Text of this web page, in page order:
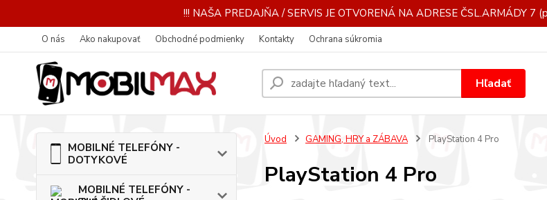
!!! NAŠA PREDAJŇA / SERVIS JE OTVORENÁ NA ADRESE ČSL.ARMÁDY 7
O nás Ako nakupovať Obchodné podmienky Kontakty Ochrana súkromia
Hľadať
MOBILNÉ TELEFÓNY -
DOTYKOVÉ
MOBILNÉ TELEFÓNY -
Úvod GAMING, HRY a ZÁBAVA PlayStation 4 Pro
PlayStation 4 Pro